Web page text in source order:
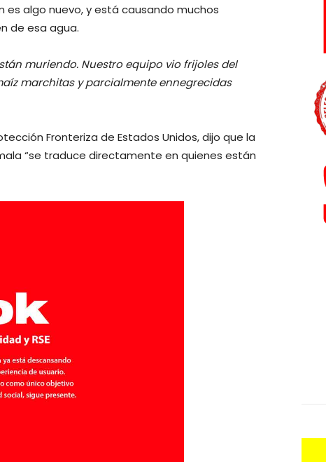
algo nuevo, y está causando muchos
de esa agua.
muriendo. Nuestro equipo vio frijoles del
marchitas y parcialmente ennegrecidas
Fronteriza de Estados Unidos, dijo que la
“se traduce directamente en quienes están